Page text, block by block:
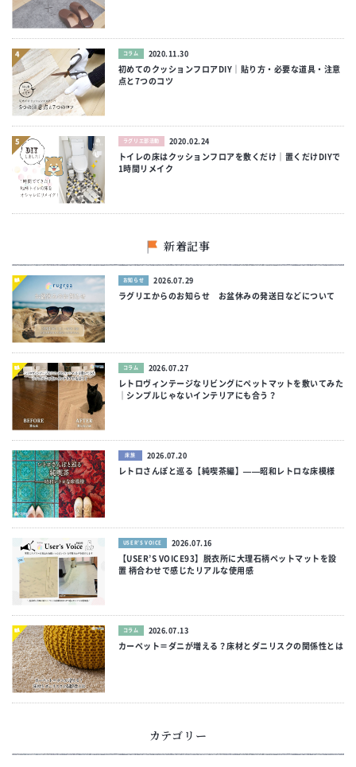
コラム 2020.11.30
初めてのクッションフロアDIY｜貼り方・必要な道具・注意
点と7つのコツ
ラグリエ部活動 2020.02.24
トイレの床はクッションフロアを敷くだけ｜置くだけDIYで
1時間リメイク
新着記事
お知らせ 2026.07.29
ラグリエからのお知らせ お盆休みの発送日などについて
コラム 2026.07.27
レトロヴィンテージなリビングにペットマットを敷いてみた
｜シンプルじゃないインテリアにも合う？
床旅 2026.07.20
レトロさんぽと巡る【純喫茶編】——昭和レトロな床模様
USER’S VOICE 2026.07.16
【USER’S VOICE93】脱衣所に大理石柄ペットマットを設
置 柄合わせで感じたリアルな使用感
コラム 2026.07.13
カーペット＝ダニが増える？床材とダニリスクの関係性とは
カテゴリー